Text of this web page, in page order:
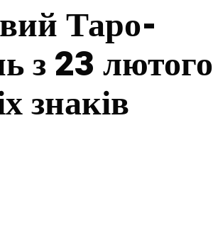
Таро-
з 23 лютого
знаків